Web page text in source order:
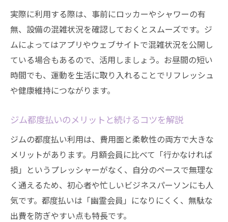
実際に利用する際は、事前にロッカーやシャワーの有
無、設備の混雑状況を確認しておくとスムーズです。ジ
ムによってはアプリやウェブサイトで混雑状況を公開し
ている場合もあるので、活用しましょう。お昼間の短い
時間でも、運動を生活に取り入れることでリフレッシュ
や健康維持につながります。
ジム都度払いのメリットと続けるコツを解説
ジムの都度払い利用は、費用面と柔軟性の両方で大きな
メリットがあります。月額会員に比べて「行かなければ
損」というプレッシャーがなく、自分のペースで無理な
く通えるため、初心者や忙しいビジネスパーソンにも人
気です。都度払いは「幽霊会員」になりにくく、無駄な
出費を防ぎやすい点も特長です。